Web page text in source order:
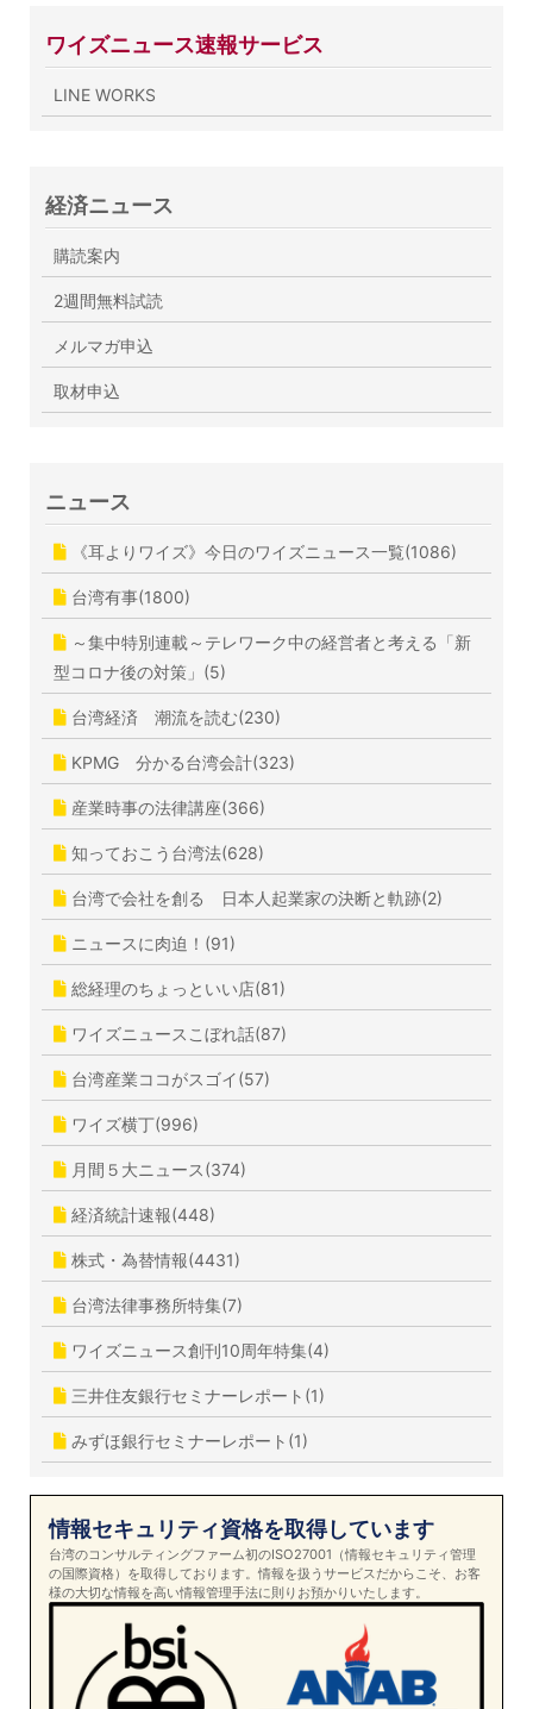
ワイズニュース速報サービス
LINE WORKS
経済ニュース
購読案内
2週間無料試読
メルマガ申込
取材申込
ニュース
《耳よりワイズ》今日のワイズニュース一覧(1086)
台湾有事(1800)
～集中特別連載～テレワーク中の経営者と考える「新
型コロナ後の対策」(5)
台湾経済 潮流を読む(230)
KPMG 分かる台湾会計(323)
産業時事の法律講座(366)
知っておこう台湾法(628)
台湾で会社を創る 日本人起業家の決断と軌跡(2)
ニュースに肉迫！(91)
総経理のちょっといい店(81)
ワイズニュースこぼれ話(87)
台湾産業ココがスゴイ(57)
ワイズ横丁(996)
月間５大ニュース(374)
経済統計速報(448)
株式・為替情報(4431)
台湾法律事務所特集(7)
ワイズニュース創刊10周年特集(4)
三井住友銀行セミナーレポート(1)
みずほ銀行セミナーレポート(1)
情報セキュリティ資格を取得しています
台湾のコンサルティングファーム初のISO27001（情報セキュリティ管理
の国際資格）を取得しております。情報を扱うサービスだからこそ、お客
様の大切な情報を高い情報管理手法に則りお預かりいたします。